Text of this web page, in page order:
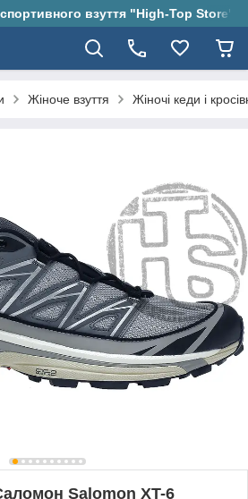
взуття "High-Top Store"
Жіноче взуття Жіночі кеди і
Salomon XT-6